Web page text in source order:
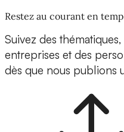
Restez au courant en
Suivez des
entreprises et des
dès que nous publions